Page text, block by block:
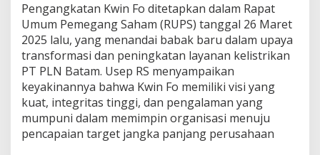
n
u
h
P
e
n
g
a
n
g
k
Pengangkatan Kwin Fo ditetapkan dalam Rapat
Umum Pemegang Saham (RUPS) tanggal 26 Maret
2025 lalu, yang menandai babak baru dalam upaya
transformasi dan peningkatan layanan kelistrikan
PT PLN Batam. Usep RS menyampaikan
keyakinannya bahwa Kwin Fo memiliki visi yang
kuat, integritas tinggi, dan pengalaman yang
mumpuni dalam memimpin organisasi menuju
pencapaian target jangka panjang perusahaan